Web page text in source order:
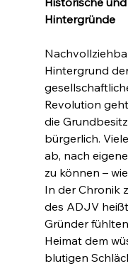
Hintergründe
Hintergrund
Revolution
die
bürgerlich.
ab, nach
zu können –
In der Chronik
des ADJV
Gründer
Heimat dem
blutigen